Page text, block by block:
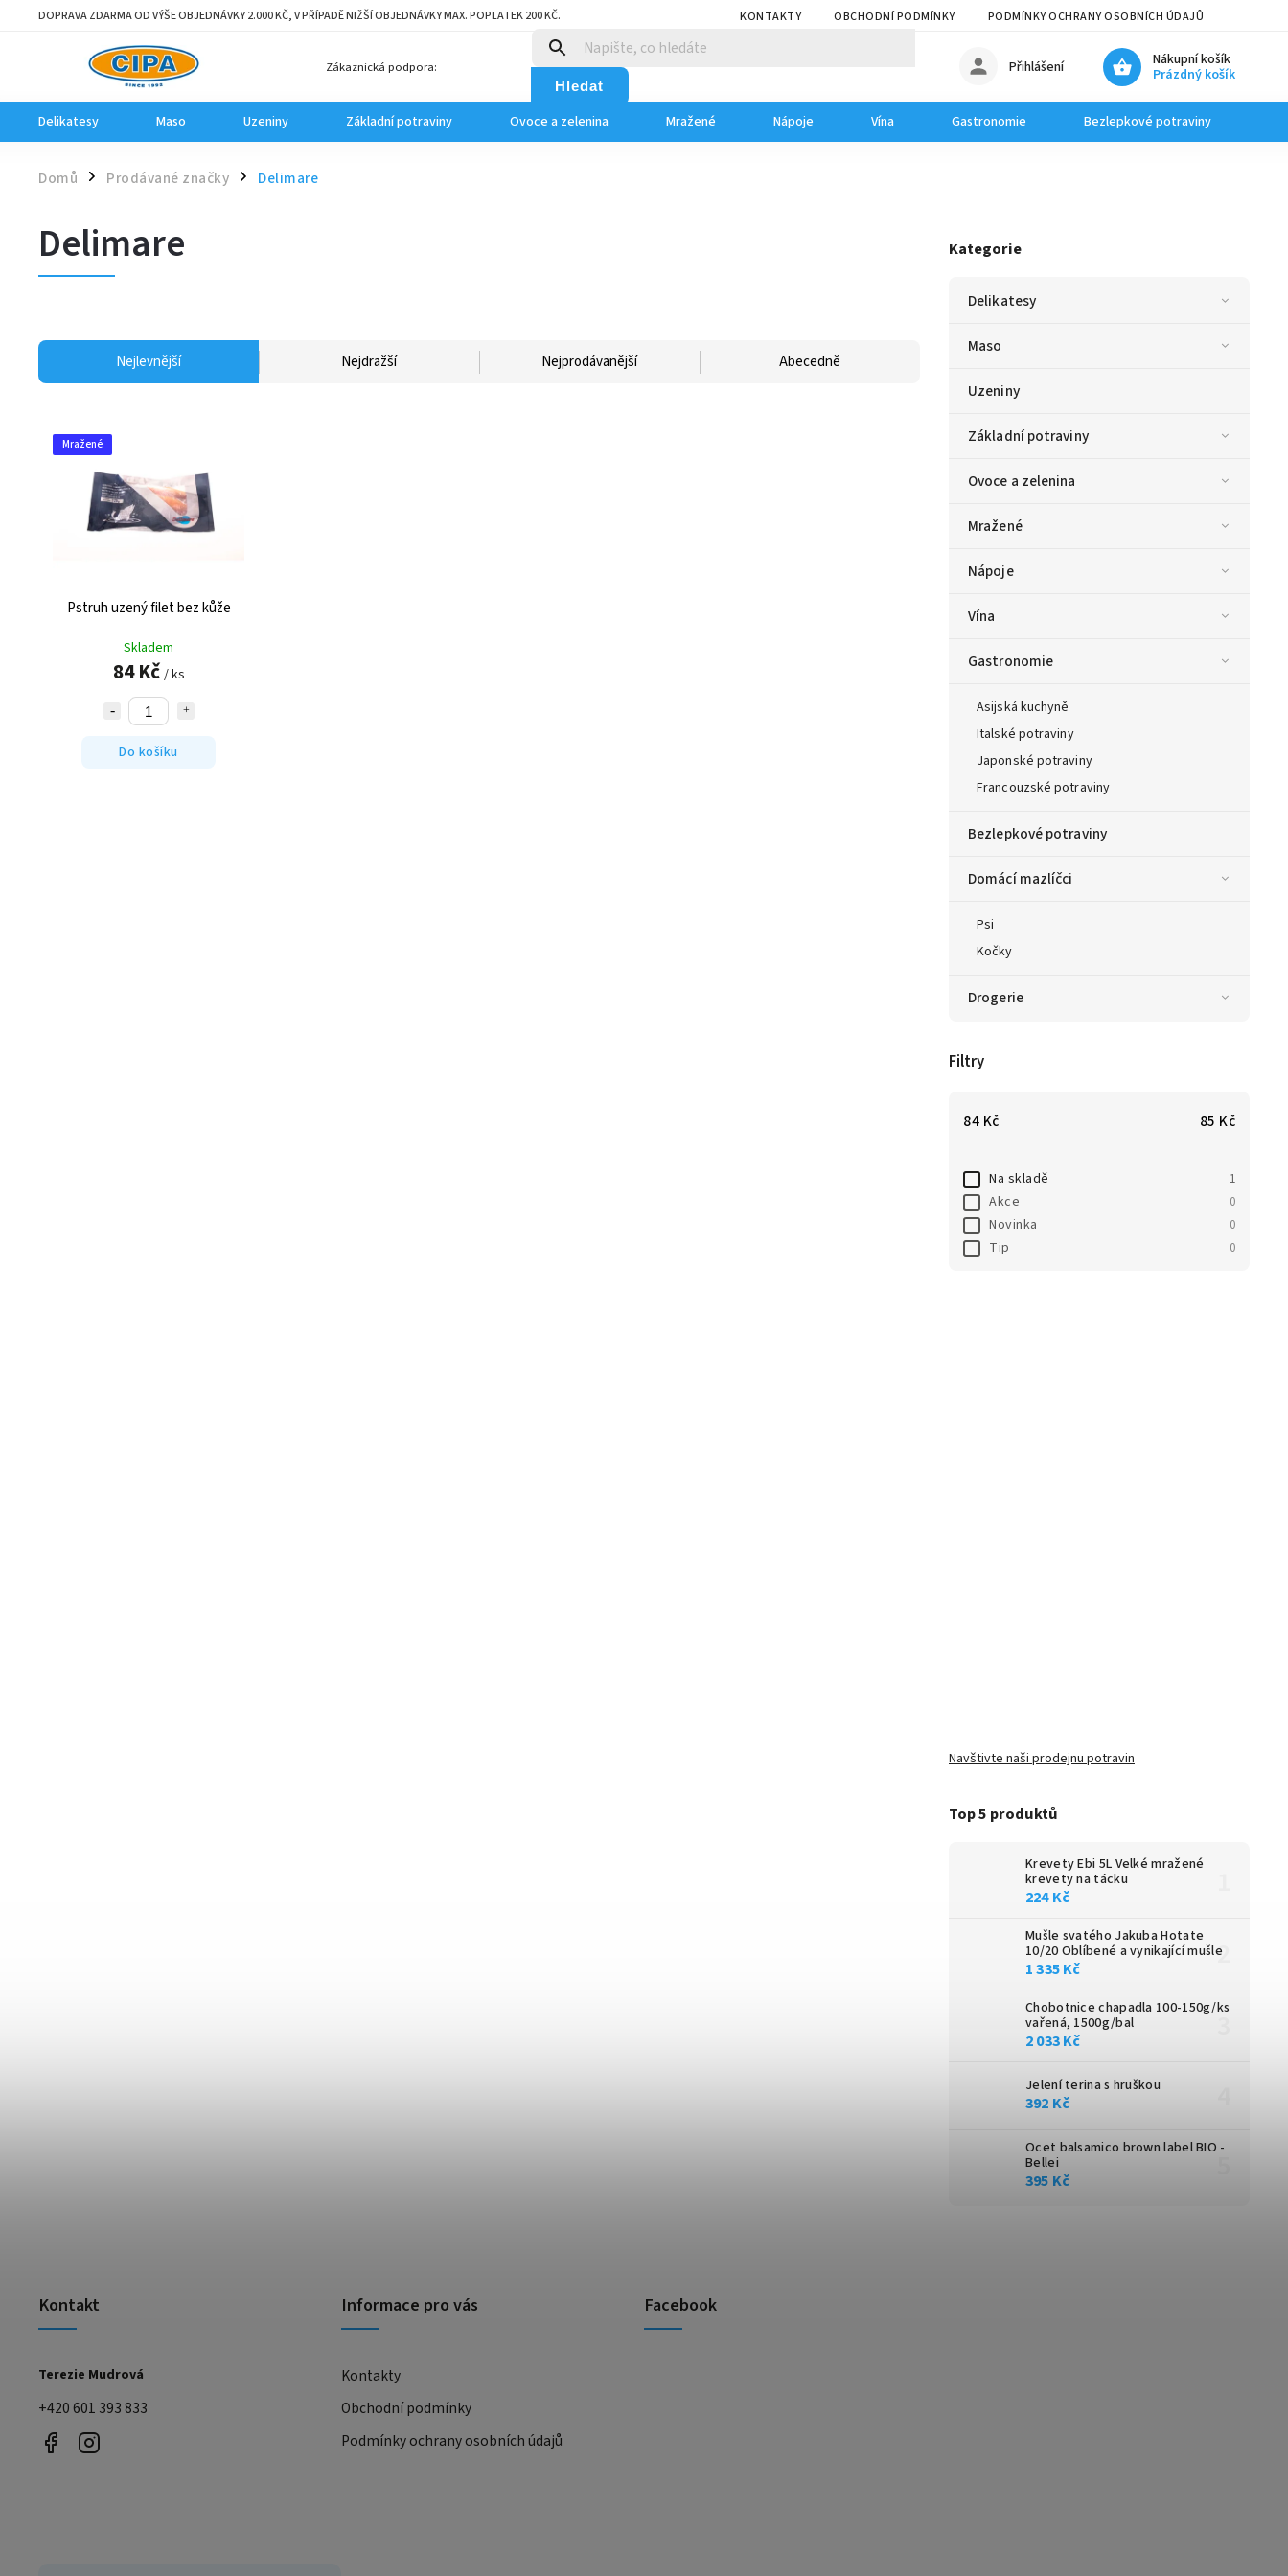
DOPRAVA ZDARMA OD VÝŠE OBJEDNÁVKY 2.000 KČ, V PŘÍPADĚ NIŽŠÍ OBJEDNÁVKY MAX. POPLATEK 200 KČ. KONTAKTY OBCHODNÍ PODMÍNKY PODMÍNKY OCHRANY OSOBNÍCH ÚDAJŮ
Zákaznická podpora:
Hledat
Nákupní košík
Prázdný košík
Přihlášení
Delikatesy Maso Uzeniny Základní potraviny Ovoce a zelenina Mražené Nápoje Vína Gastronomie Bezlepkové potraviny
Domů / Prodávané značky / Delimare
Kategorie
Delikatesy
Maso
Uzeniny
Základní potraviny
Ovoce a zelenina
Mražené
Nápoje
Vína
Gastronomie
Asijská kuchyně
Italské potraviny
Japonské potraviny
Francouzské potraviny
Bezlepkové potraviny
Domácí mazlíčci
Psi
Kočky
Drogerie
Filtry
84 Kč 85 Kč
Na skladě 1
Akce 0
Novinka 0
Tip 0
Navštivte naši prodejnu potravin
Top 5 produktů
Krevety Ebi 5L Velké mražené
krevety na tácku
224 Kč
Mušle svatého Jakuba Hotate
10/20 Oblíbené a vynikající mušle
1 335 Kč
Chobotnice chapadla 100-150g/ks
vařená, 1500g/bal
2 033 Kč
Jelení terina s hruškou
392 Kč
Ocet balsamico brown label BIO -
Bellei
395 Kč
Delimare
Nejlevnější Nejdražší Nejprodávanější Abecedně
Mražené
Pstruh uzený filet bez kůže
Skladem
84 Kč / ks
Do košíku
Kontakt
Terezie Mudrová
+420 601 393 833
Informace pro vás
Kontakty
Obchodní podmínky
Podmínky ochrany osobních údajů
Facebook